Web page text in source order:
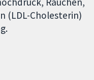
(LDL-Cholesterin)